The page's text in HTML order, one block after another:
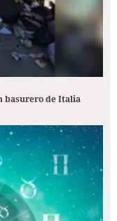
basurero de Italia